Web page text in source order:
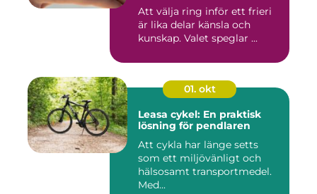
Att välja ring inför ett frieri
är lika delar känsla och
kunskap. Valet speglar ...
01. okt
Leasa cykel: En praktisk
lösning för pendlaren
Att cykla har länge setts
som ett miljövänligt och
hälsosamt transportmedel.
Med...